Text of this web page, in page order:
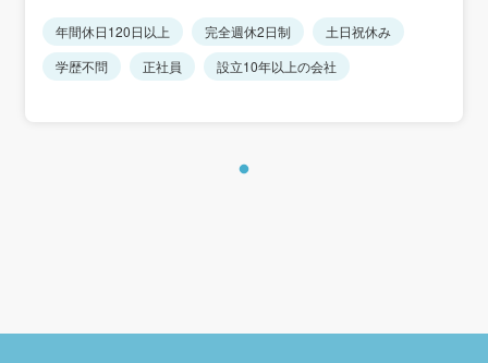
ヶ宿町/大河原町/村田町/柴田町/川崎町/丸森町/亘理町/山元
町/松島町/七ヶ浜町/利府町/大和町/大郷町/富谷市/大衡村/色
麻町/加美町/涌谷町/美里町/女川町/南三陸町/東京２３区/愛
年間休日120日以上 完全週休2日制
土日祝休み
学歴不問
正社員 設立10年以上の会社